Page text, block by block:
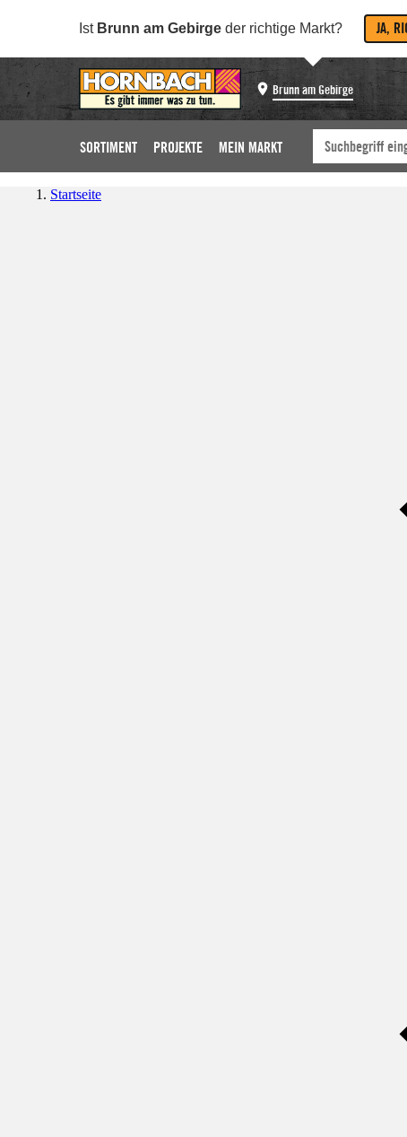
Ist Brunn am Gebirge der richtige Markt? JA,
Brunn am Gebirge
SORTIMENT PROJEKTE MEIN MARKT
Startseite